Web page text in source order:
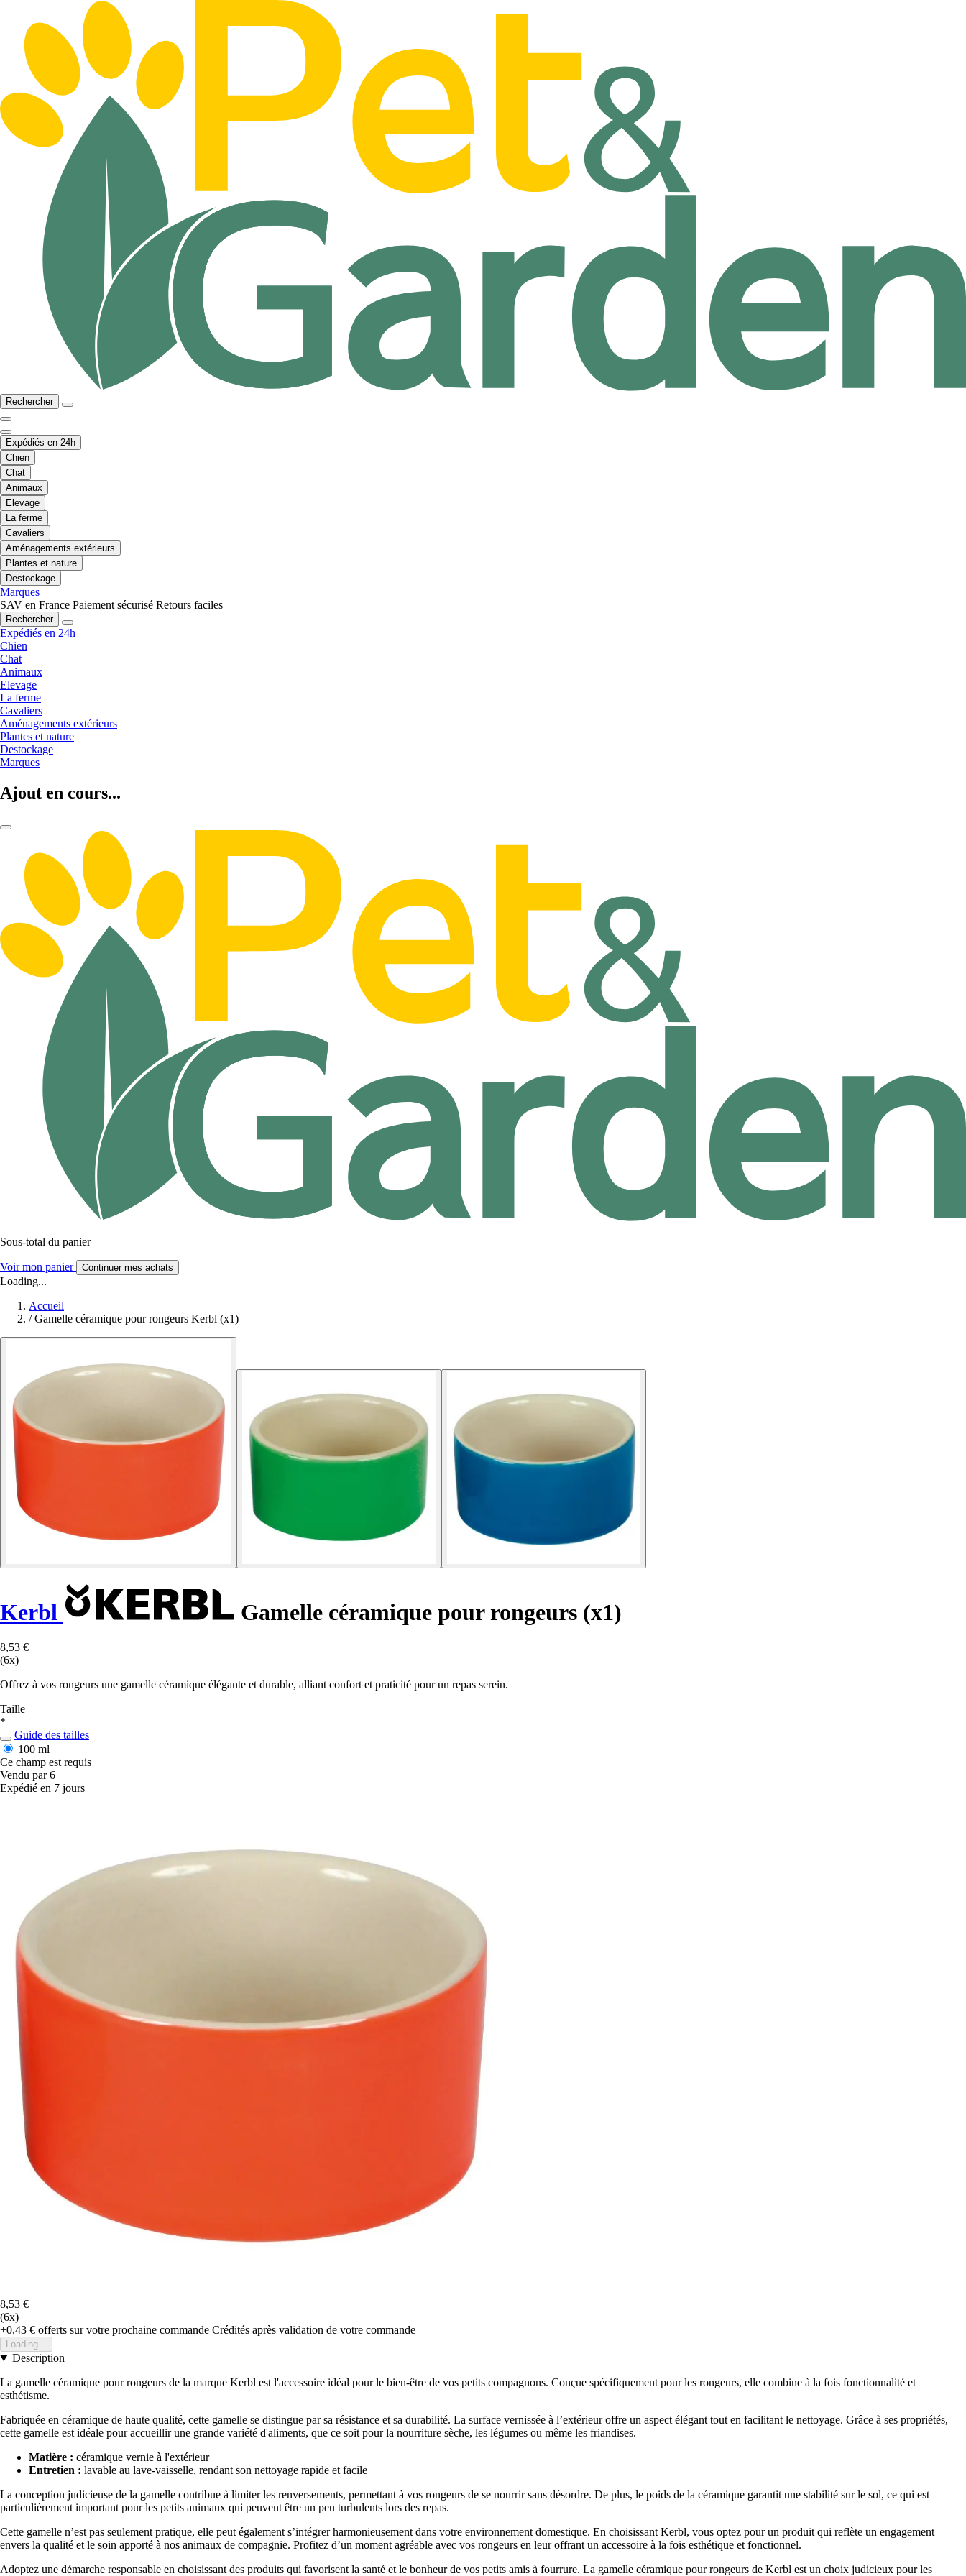
Rechercher
Expédiés en 24h
Chien
Chat
Animaux
Elevage
La ferme
Cavaliers
Aménagements extérieurs
Plantes et nature
Destockage
Marques
SAV en France Paiement sécurisé Retours faciles
Rechercher
Expédiés en 24h
Chien
Chat
Animaux
Elevage
La ferme
Cavaliers
Aménagements extérieurs
Plantes et nature
Destockage
Marques
Ajout en cours...
Sous-total du panier
Voir mon panier Continuer mes achats
Loading...
Accueil
/ Gamelle céramique pour rongeurs Kerbl (x1)
Kerbl Gamelle céramique pour rongeurs (x1)
8,53 €
(6x)
Offrez à vos rongeurs une gamelle céramique élégante et durable, alliant confort et praticité pour un repas serein.
Taille
*
Guide des tailles
100 ml
Ce champ est requis
Vendu par 6
Expédié en 7 jours
8,53 €
(6x)
+0,43 € offerts sur votre prochaine commande Crédités après validation de votre commande
Loading...
Description
La gamelle céramique pour rongeurs de la marque Kerbl est l'accessoire idéal pour le bien-être de vos petits compagnons. Conçue spécifiquement pour les rongeurs, elle combine à la fois fonctionnalité et
esthétisme.
Fabriquée en céramique de haute qualité, cette gamelle se distingue par sa résistance et sa durabilité. La surface vernissée à l’extérieur offre un aspect élégant tout en facilitant le nettoyage. Grâce à ses propriétés,
cette gamelle est idéale pour accueillir une grande variété d'aliments, que ce soit pour la nourriture sèche, les légumes ou même les friandises.
Matière : céramique vernie à l'extérieur
Entretien : lavable au lave-vaisselle, rendant son nettoyage rapide et facile
La conception judicieuse de la gamelle contribue à limiter les renversements, permettant à vos rongeurs de se nourrir sans désordre. De plus, le poids de la céramique garantit une stabilité sur le sol, ce qui est
particulièrement important pour les petits animaux qui peuvent être un peu turbulents lors des repas.
Cette gamelle n’est pas seulement pratique, elle peut également s’intégrer harmonieusement dans votre environnement domestique. En choisissant Kerbl, vous optez pour un produit qui reflète un engagement
envers la qualité et le soin apporté à nos animaux de compagnie. Profitez d’un moment agréable avec vos rongeurs en leur offrant un accessoire à la fois esthétique et fonctionnel.
Adoptez une démarche responsable en choisissant des produits qui favorisent la santé et le bonheur de vos petits amis à fourrure. La gamelle céramique pour rongeurs de Kerbl est un choix judicieux pour les